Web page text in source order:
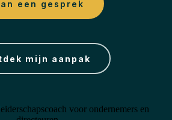
een gesprek
mijn aanpak